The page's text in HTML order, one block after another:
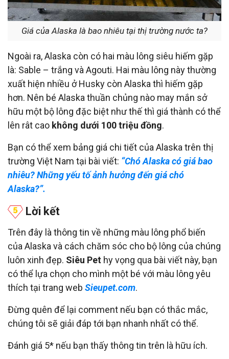
Giá của Alaska là bao nhiêu tại thị trường nước ta?
Ngoài ra, Alaska còn có hai màu lông siêu hiếm gặp
là: Sable – trắng và Agouti. Hai màu lông này thường
xuất hiện nhiều ở Husky còn Alaska thì hiếm gặp
hơn. Nên bé Alaska thuần chủng nào may mắn sở
hữu một bộ lông đặc biệt như thế thì giá thành có thể
lên rât cao không dưới 100 triệu đồng.
Bạn có thể xem bảng giá chi tiết của Alaska trên thị
trường Việt Nam tại bài viết: “Chó Alaska có giá bao
nhiêu? Những yếu tố ảnh hưởng đến giá chó
Alaska?”.
Lời kết
Trên đây là thông tin về những màu lông phổ biến
của Alaska và cách chăm sóc cho bộ lông của chúng
luôn xinh đẹp. Siêu Pet hy vọng qua bài viết này, bạn
có thể lựa chọn cho mình một bé với màu lông yêu
thích tại trang web Sieupet.com.
Đừng quên để lại comment nếu bạn có thắc mắc,
chúng tôi sẽ giải đáp tới bạn nhanh nhất có thể.
Đánh giá 5* nếu bạn thấy thông tin trên là hữu ích.